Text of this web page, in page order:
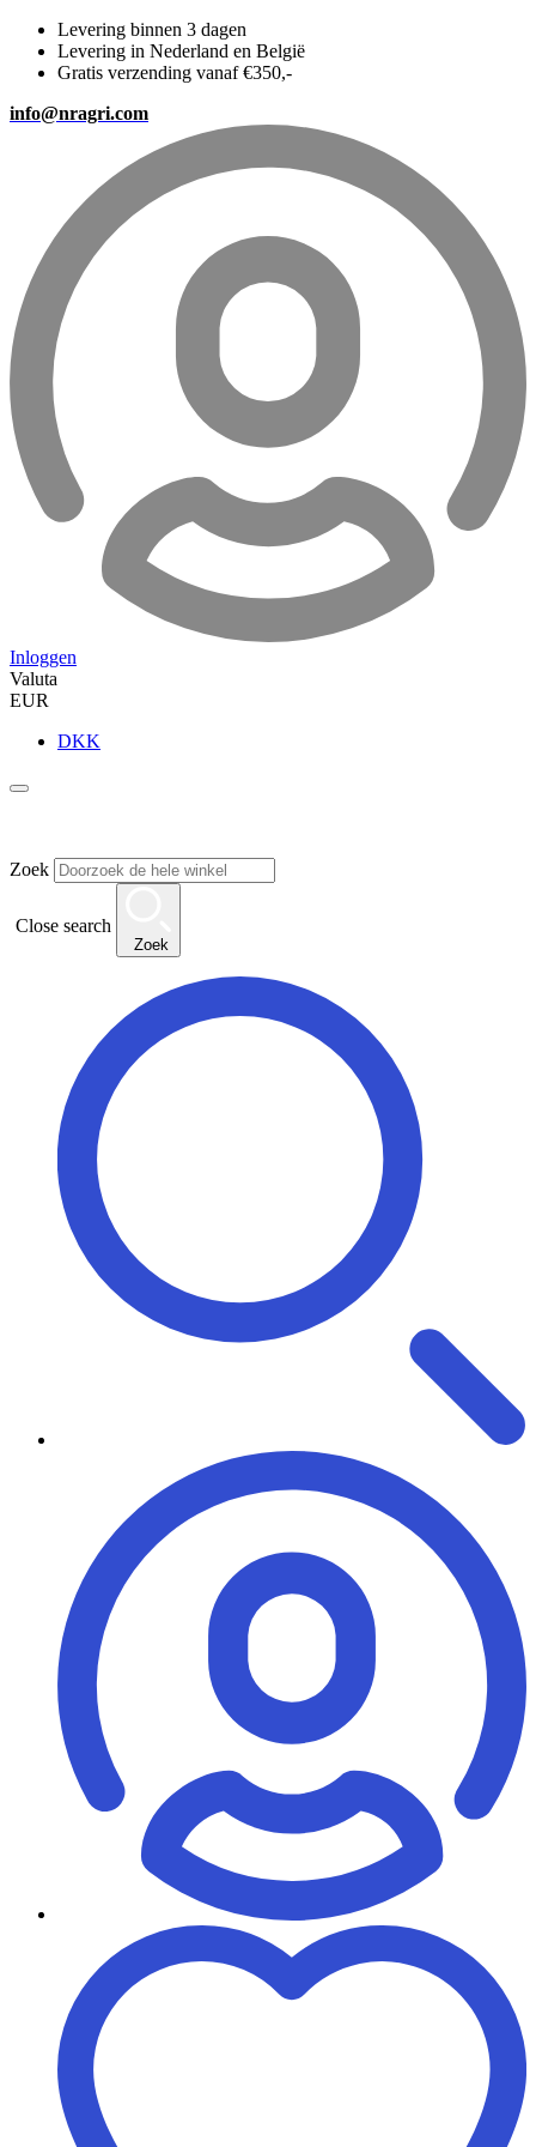
Levering binnen 3 dagen
Levering in Nederland en België
Gratis verzending vanaf €350,-
info@nragri.com
Inloggen
Valuta
EUR
DKK
Zoek
Close search
Zoek